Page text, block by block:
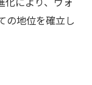
の地位を確立し